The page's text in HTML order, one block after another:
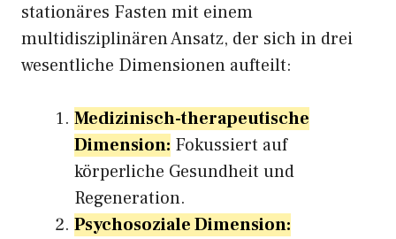
stationäres Fasten mit einem
multidisziplinären Ansatz, der sich in drei
wesentliche Dimensionen aufteilt:
Medizinisch-therapeutische
Dimension: Fokussiert auf
körperliche Gesundheit und
Regeneration.
Psychosoziale Dimension: